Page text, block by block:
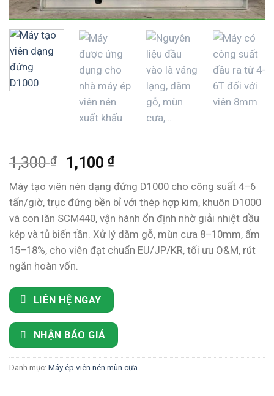
1,300₫
Giá
là:
1,300 ₫.
1,100 ₫Giá
hiện
tại
là:
1,100 ₫.
Máy tạo viên nén dạng đứng D1000 cho công suất 4–6
tấn/giờ, trục đứng bền bỉ với thép hợp kim, khuôn D1000
và con lăn SCM440, vận hành ổn định nhờ giải nhiệt dầu
kép và tủ biến tần. Xử lý dăm gỗ, mùn cưa 8–10mm, ẩm
15–18%, cho viên đạt chuẩn EU/JP/KR, tối ưu O&M, rút
ngắn hoàn vốn.
LIÊN HỆ NGAY
NHẬN BÁO GIÁ
Danh mục: Máy ép viên nén mùn cưa